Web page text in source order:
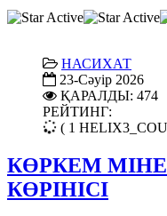
НАСИХАТ
23-Сәуір 2026
ҚАРАЛДЫ: 474
РЕЙТИНГ:
( 1
КӨРКЕМ
КӨРІНІСІ